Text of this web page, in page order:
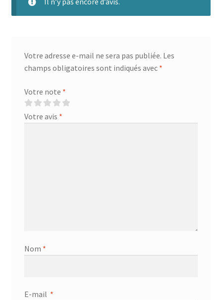
Votre adresse e-mail ne sera pas publiée. Les
champs obligatoires sont indiqués avec *
Votre note *
Votre avis *
Nom *
E-mail *